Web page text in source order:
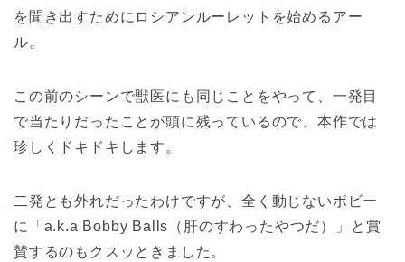
を聞き出すためにロシアンルーレットを始めるアー
ル。
この前のシーンで獣医にも同じことをやって、一発目
で当たりだったことが頭に残っているので、本作では
珍しくドキドキします。
二発とも外れだったわけですが、全く動じないボビー
に「a.k.a Bobby Balls（肝のすわったやつだ）」と賞
賛するのもクスッときました。